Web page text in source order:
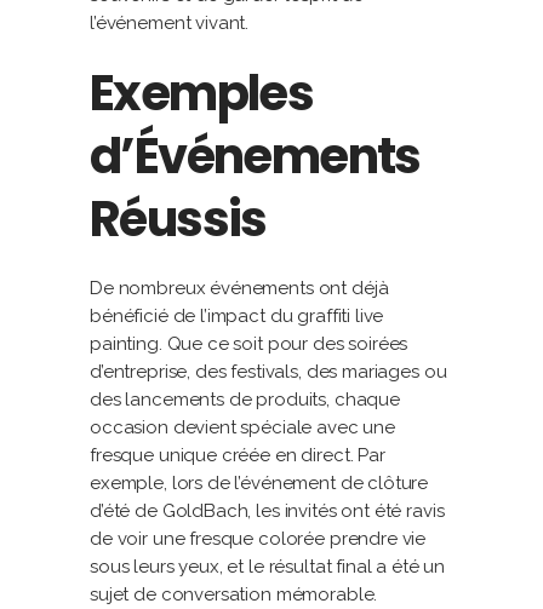
l’événement vivant.
Exemples
d’Événements
Réussis
De nombreux événements ont déjà
bénéficié de l’impact du graffiti live
painting. Que ce soit pour des soirées
d’entreprise, des festivals, des mariages ou
des lancements de produits, chaque
occasion devient spéciale avec une
fresque unique créée en direct. Par
exemple, lors de l’événement de clôture
d’été de GoldBach, les invités ont été ravis
de voir une fresque colorée prendre vie
sous leurs yeux, et le résultat final a été un
sujet de conversation mémorable.